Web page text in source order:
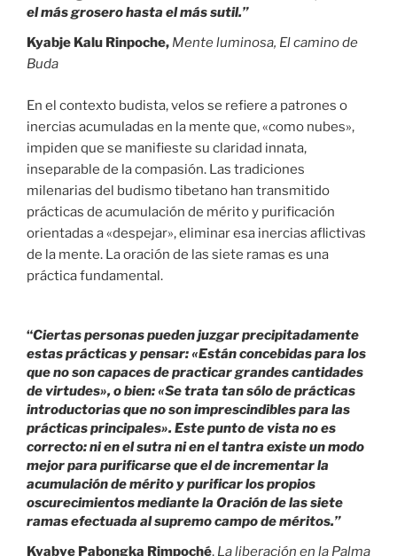
el más grosero hasta el más sutil.”
Kyabje Kalu Rinpoche, Mente luminosa, El camino de
Buda
En el contexto budista, velos se refiere a patrones o
inercias acumuladas en la mente que, «como nubes»,
impiden que se manifieste su claridad innata,
inseparable de la compasión. Las tradiciones
milenarias del budismo tibetano han transmitido
prácticas de acumulación de mérito y purificación
orientadas a «despejar», eliminar esa inercias aflictivas
de la mente. La oración de las siete ramas es una
práctica fundamental.
“Ciertas personas pueden juzgar precipitadamente
estas prácticas y pensar: «Están concebidas para los
que no son capaces de practicar grandes cantidades
de virtudes», o bien: «Se trata tan sólo de prácticas
introductorias que no son imprescindibles para las
prácticas principales». Este punto de vista no es
correcto: ni en el sutra ni en el tantra existe un modo
mejor para purificarse que el de incrementar la
acumulación de mérito y purificar los propios
oscurecimientos mediante la Oración de las siete
ramasefectuada al supremo campo de méritos.”
Kyabye Pabongka Rimpoché, La liberación en la Palma